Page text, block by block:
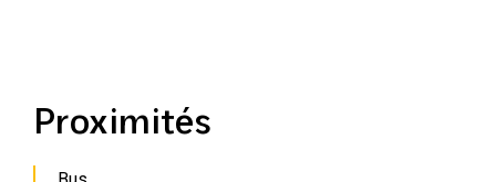
Proximités